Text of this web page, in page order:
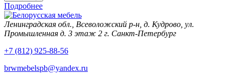
Подробнее
Ленинградская обл., Всеволожский р-н, д. Кудрово, ул.
Промышленная д. 3 этаж 2 г. Санкт-Петербург
+7 (812) 925-88-56
brwmebelspb@yandex.ru